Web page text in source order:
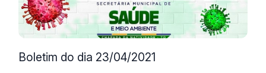
Boletim do dia 23/04/2021